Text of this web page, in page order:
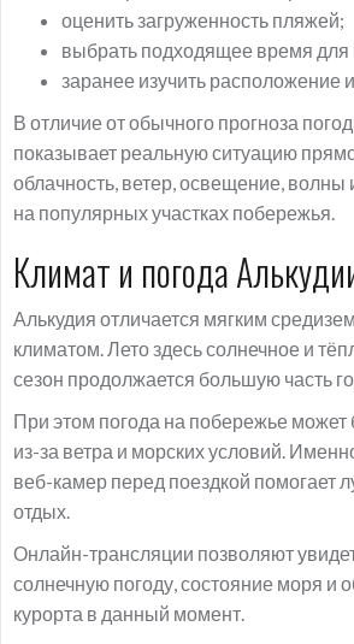
оценить загруженность пляжей;
выбрать подходящее время для
заранее изучить расположение
В отличие от обычного прогноза
показывает реальную ситуацию
облачность, ветер, освещение, волны
на популярных участках побережья.
Климат и погода
Алькудия отличается мягким
климатом. Лето здесь солнечное и
сезон продолжается большую часть
При этом погода на побережье может
из-за ветра и морских условий.
веб-камер перед поездкой помогает
отдых.
Онлайн-трансляции позволяют
солнечную погоду, состояние моря
курорта в данный момент.